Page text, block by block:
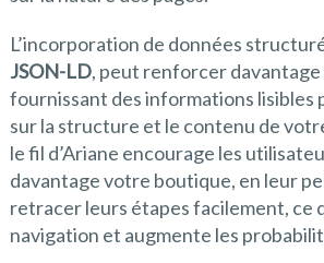
L’incorporation de données
JSON-LD, peut renforcer
fournissant des informations lisibles
sur la structure et le contenu de
le fil d’Ariane encourage les
davantage votre boutique, en leur
retracer leurs étapes facilement, ce
navigation et augmente les